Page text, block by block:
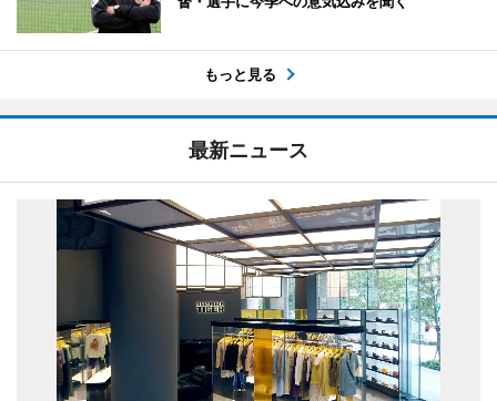
もっと見る
最新ニュース